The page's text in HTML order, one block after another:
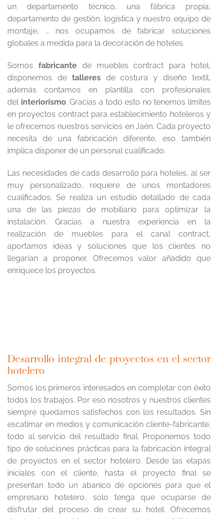
un departamento técnico, una fábrica propia,
departamento de gestión, logística y nuestro equipo de
montaje, … nos ocupamos de fabricar soluciones
globales a medida para la decoración de hoteles.
Somos fabricantede muebles contract para hotel,
disponemos de talleresde costura y diseño textil,
además contamos en plantilla con profesionales
del interiorismo. Gracias a todo esto no tenemos límites
en proyectos contract para establecimiento hoteleros y
le ofrecemos nuestros servicios en Jaén. Cada proyecto
necesita de una fabricación diferente, eso también
implica disponer de un personal cualificado.
Las necesidades de cada desarrollo para hoteles, al ser
muy personalizado, requiere de unos montadores
cualificados. Se realiza un estudio detallado de cada
una de las piezas de mobiliario para optimizar la
instalación. Gracias a nuestra experiencia en la
realización de muebles para el canal contract,
aportamos ideas y soluciones que los clientes no
llegarían a proponer. Ofrecemos valor añadido que
enriquece los proyectos.
Desarrollo integral de proyectos en el sector
hotelero
Somos los primeros interesados en completar con éxito
todos los trabajos. Por eso nosotros y nuestros clientes
siempre quedamos satisfechos con los resultados. Sin
escatimar en medios y comunicación cliente-fabricante,
todo al servicio del resultado final. Proponemos todo
tipo de soluciones prácticas para la fabricación integral
de proyectos en el sector hotelero. Desde las etapas
iniciales con el cliente, hasta el proyecto final se
presentan todo un abanico de opciones para que el
empresario hotelero, solo tenga que ocuparse de
disfrutar del proceso de crear su hotel. Ofrecemos